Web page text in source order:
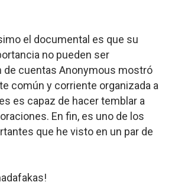
el documental es que su
no pueden ser
de cuentas Anonymous mostró
común y corriente organizada a
es capaz de hacer temblar a
En fin, es uno de los
que he visto en un par de